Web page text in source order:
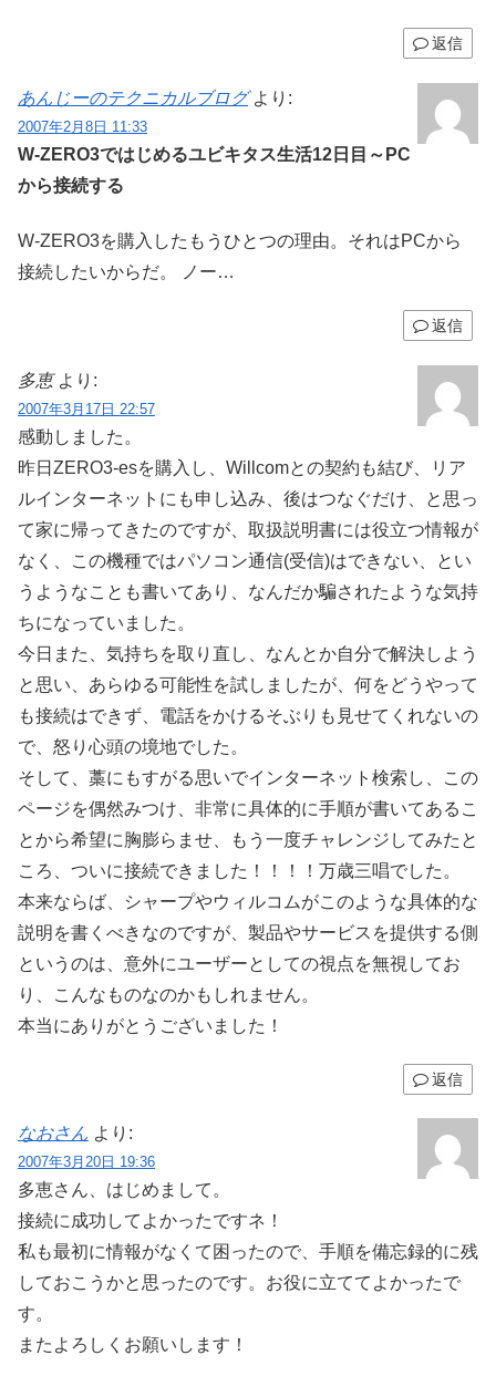
返信
あんじーのテクニカルブログ より:
2007年2月8日 11:33
W-ZERO3ではじめるユビキタス生活12日目～PC
から接続する
W-ZERO3を購入したもうひとつの理由。それはPCから
接続したいからだ。 ノー…
返信
多恵 より:
2007年3月17日 22:57
感動しました。
昨日ZERO3-esを購入し、Willcomとの契約も結び、リア
ルインターネットにも申し込み、後はつなぐだけ、と思っ
て家に帰ってきたのですが、取扱説明書には役立つ情報が
なく、この機種ではパソコン通信(受信)はできない、とい
うようなことも書いてあり、なんだか騙されたような気持
ちになっていました。
今日また、気持ちを取り直し、なんとか自分で解決しよう
と思い、あらゆる可能性を試しましたが、何をどうやって
も接続はできず、電話をかけるそぶりも見せてくれないの
で、怒り心頭の境地でした。
そして、藁にもすがる思いでインターネット検索し、この
ページを偶然みつけ、非常に具体的に手順が書いてあるこ
とから希望に胸膨らませ、もう一度チャレンジしてみたと
ころ、ついに接続できました！！！！万歳三唱でした。
本来ならば、シャープやウィルコムがこのような具体的な
説明を書くべきなのですが、製品やサービスを提供する側
というのは、意外にユーザーとしての視点を無視してお
り、こんなものなのかもしれません。
本当にありがとうございました！
返信
なおさん より:
2007年3月20日 19:36
多恵さん、はじめまして。
接続に成功してよかったですネ！
私も最初に情報がなくて困ったので、手順を備忘録的に残
しておこうかと思ったのです。お役に立ててよかったで
す。
またよろしくお願いします！